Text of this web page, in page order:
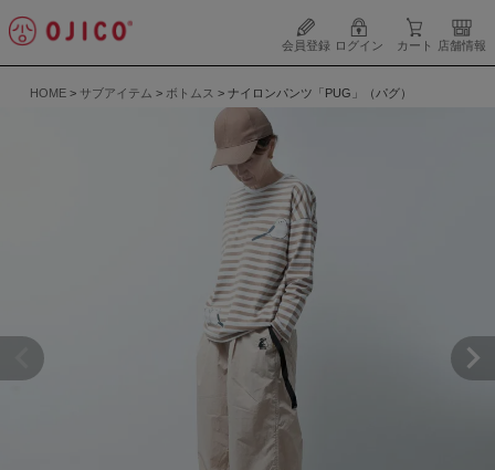
会員登録 ログイン カート 店舗情報
HOME サブアイテム ボトムス ナイロンパンツ「PUG」（パグ）